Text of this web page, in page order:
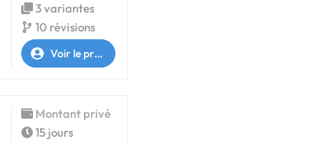
3 variantes
10 révisions
Voir le profil
Montant privé
15 jours